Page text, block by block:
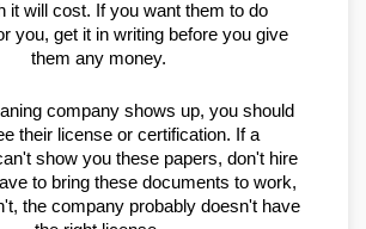
it will cost. If you want them to do
you, get it in writing before you give
them any money.
company shows up, you should
their license or certification. If a
show you these papers, don't hire
to bring these documents to work,
the company probably doesn't have